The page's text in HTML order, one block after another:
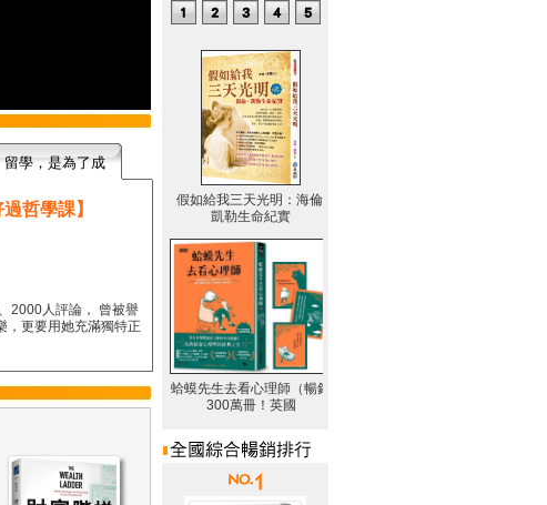
留學，是為了成
哲學課】
2000人評論， 曾被譽
，更要用她充滿獨特正